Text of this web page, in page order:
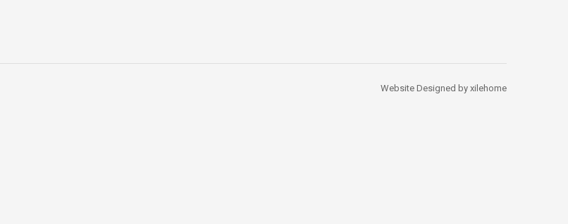
Website Designed by xilehome